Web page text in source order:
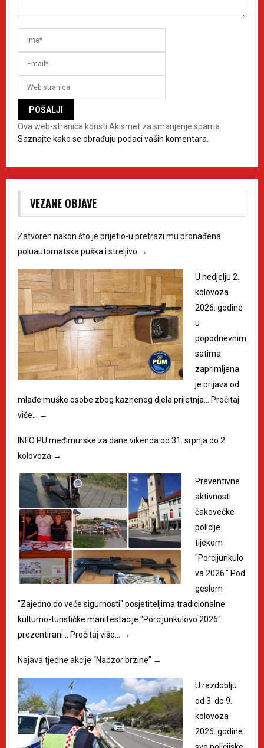
Ova web-stranica koristi Akismet za smanjenje spama.
Saznajte kako se obrađuju podaci vaših komentara.
VEZANE OBJAVE
Zatvoren nakon što je prijetio-u pretrazi mu pronađena
poluautomatska puška i streljivo →
U nedjelju 2.
kolovoza
2026. godine
u
popodnevnim
satima
zaprimljena
je prijava od
mlađe muške osobe zbog kaznenog djela prijetnja… Pročitaj
više… →
INFO PU međimurske za dane vikenda od 31. srpnja do 2.
kolovoza →
Preventivne
aktivnosti
čakovečke
policije
tijekom
"Porcijunkulo
va 2026." Pod
geslom
"Zajedno do veće sigurnosti" posjetiteljima tradicionalne
kulturno-turističke manifestacije "Porcijunkulovo 2026"
prezentirani… Pročitaj više… →
Najava tjedne akcije “Nadzor brzine” →
U razdoblju
od 3. do 9.
kolovoza
2026. godine